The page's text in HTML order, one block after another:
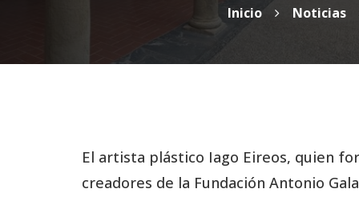
Inicio Noticias
El artista plástico Iago Eireos, quien
creadores de la Fundación Antonio